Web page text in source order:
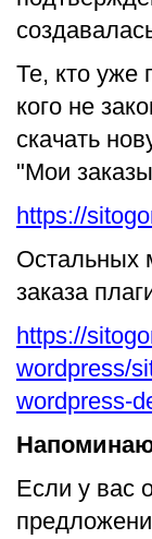
Те, кто уже
кого не
скачать
"Мои
https://
Остальных
заказа
https://
wordpress/
wordpress-
Если у вас